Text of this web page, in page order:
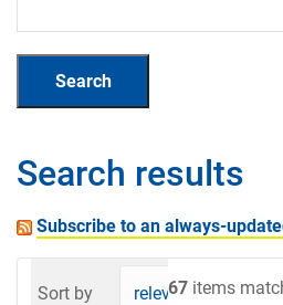
Search results
Subscribe to an always-
67 items
Sort by relevance